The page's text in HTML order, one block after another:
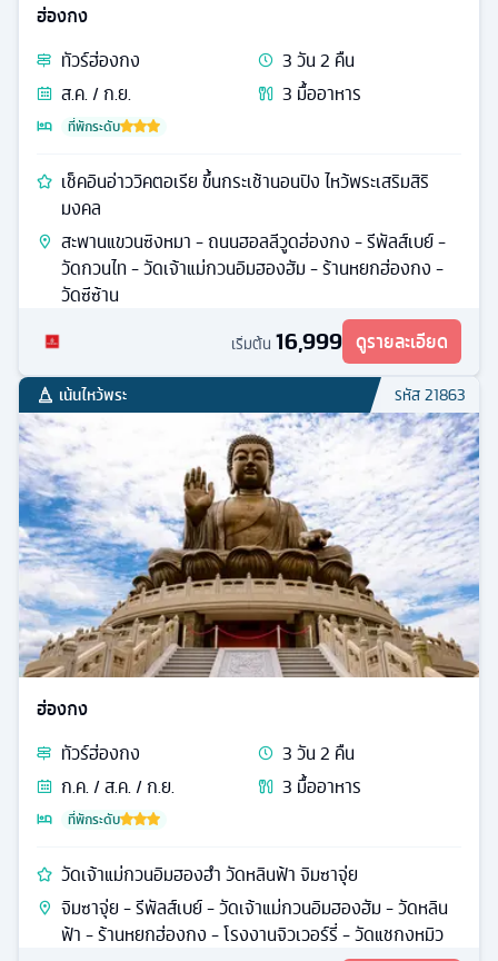
ฮ่องกง
ทัวร์ฮ่องกง 3วัน2 คืน
ส.ค. / ก.ย.
3 มื้ออาหาร
ที่พักระดับ
เช็คอินอ่าววิคตอเรีย ขึ้นกระเช้านอนปิง ไหว้พระเสริมสิริ
มงคล
สะพานแขวนซิงหมา - ถนนฮอลลีวูดฮ่องกง - รีพัลส์เบย์ -
วัดกวนไท - วัดเจ้าแม่กวนอิมฮองฮัม - ร้านหยกฮ่องกง -
วัดซีซ้าน
เริ่มต้น 16,999 ดูรายละเอียด
เน้นไหว้พระ รหัส21863
ฮ่องกง
ทัวร์ฮ่องกง 3วัน2 คืน
ก.ค. / ส.ค. / ก.ย.
3 มื้ออาหาร
ที่พักระดับ
วัดเจ้าแม่กวนอิมฮองฮำ วัดหลินฟ้า จิมซาจุ่ย
จิมซาจุ่ย - รีพัลส์เบย์ - วัดเจ้าแม่กวนอิมฮองฮัม - วัดหลิน
ฟ้า - ร้านหยกฮ่องกง - โรงงานจิวเวอร์รี่ - วัดแชกงหมิว